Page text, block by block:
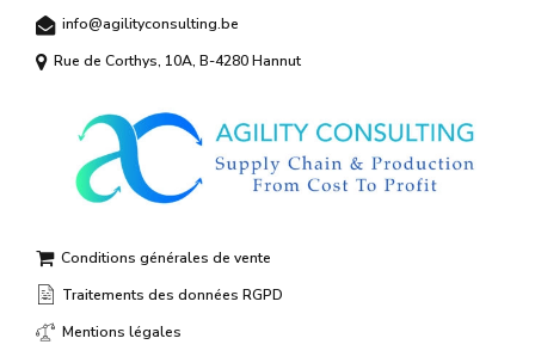
info@agilityconsulting.be
Rue de Corthys, 10A, B-4280 Hannut
Conditions générales de vente
Traitements des données RGPD
Mentions légales